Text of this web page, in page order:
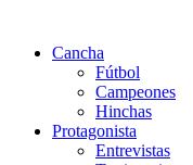
Cancha
Fútbol
Campeones
Hinchas
Protagonista
Entrevistas